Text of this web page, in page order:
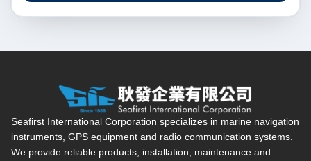
Seafirst International Corporation — Site overview, main
Seafirst International Corporation specializes in marine navigation
instruments, GPS equipment and radio communication systems.
We provide reliable products, installation, maintenance and